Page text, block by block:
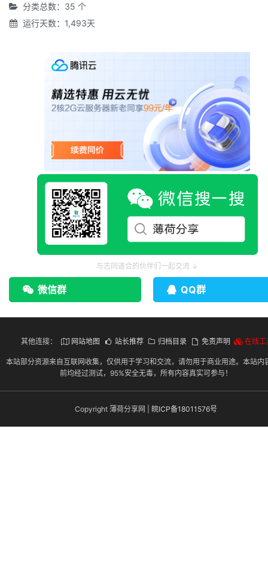
分类总数：35 个
运行天数：1,493天
与志同道合的伙伴们一起交流 ↓
微信群 QQ群
其他连接： 网站地图 站长推荐 归档目录 免责声明 在线工
本站部分资源来自互联网收集，仅供用于学习和交流，请勿用于商业用途。本站内
前均经过测试，95%安全无毒，所有内容真实可参与！
Copyright 薄荷分享网 | 皖ICP备18011576号